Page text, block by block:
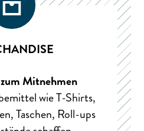
Mitnehmen
wie T-Shirts,
Taschen, Roll-ups